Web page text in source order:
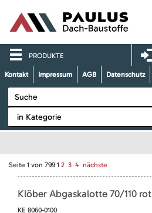
PRODUKTE
Kontakt Impressum AGB Datenschutz
Seite 1 von 799 1 2 3 4 nächste
Klöber Abgaskalotte 70/110 rot
KE 8060-0100